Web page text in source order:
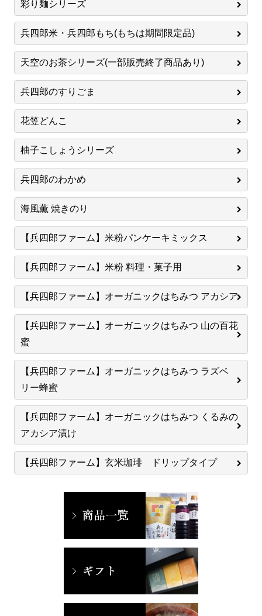
彩り麺シリーズ
兵四郎米・兵四郎もち(もちは期間限定品)
天空のお茶シリーズ(一部販売終了商品あり)
兵四郎のすりごま
花笠どんこ
柚子こしょうシリーズ
兵四郎のわかめ
海風薫 焼きのり
【兵四郎ファーム】米粉パンケーキミックス
【兵四郎ファーム】米粉 料理・菓子用
【兵四郎ファーム】オーガニックはちみつ アカシア
【兵四郎ファーム】オーガニックはちみつ 山の百花
蜜
【兵四郎ファーム】オーガニックはちみつ ラズベ
リー蜂蜜
【兵四郎ファーム】オーガニックはちみつ くるみの
アカシア漬け
【兵四郎ファーム】玄米珈琲 ドリップタイプ